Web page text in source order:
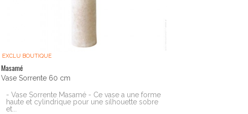
EXCLU BOUTIQUE
Masamé
Vase Sorrente 60 cm
- Vase Sorrente Masamé - Ce vase a une forme
haute et cylindrique pour une silhouette sobre
et...